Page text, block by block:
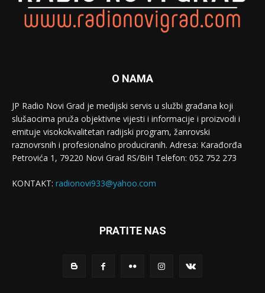
O NAMA
JP Radio Novi Grad je medijski servis u službi građana koji
slušaocima pruža objektivne vijesti i informacije i proizvodi i
emituje visokokvalitetan radijski program, žanrovski
raznovrsnih i profesionalno produciranih. Adresa: Кarađorđa
Petrovića 1, 79220 Novi Grad RS/BiH Telefon: 052 752 273
KONTAKT: radionovi933@yahoo.com
PRATITE NAS